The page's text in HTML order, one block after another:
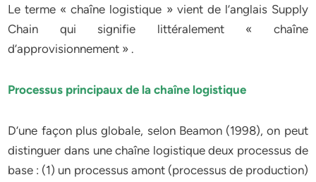
Le terme « chaîne logistique » vient de l’anglais Supply
Chain qui signifie littéralement « chaîne
d’approvisionnement » .
Processus principaux de la chaîne logistique
D’une façon plus globale, selon Beamon (1998), on peut
distinguer dans une chaîne logistique deux processus de
base : (1) un processus amont (processus de production)